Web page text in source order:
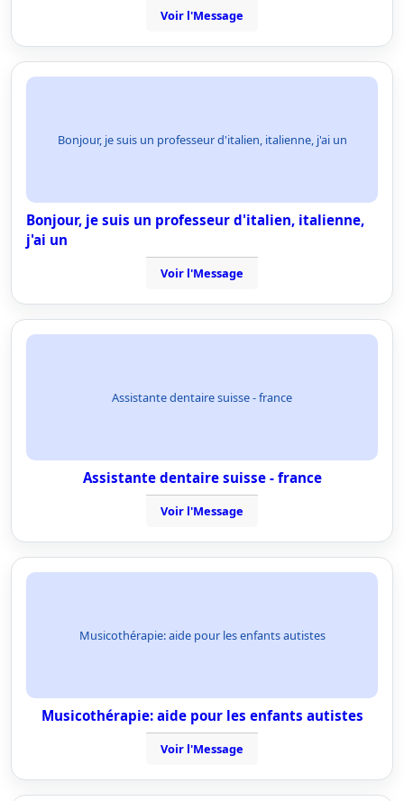
Voir l'Message
Bonjour, je suis un professeur d'italien, italienne, j'ai un
Bonjour, je suis un professeur d'italien, italienne,
j'ai un
Voir l'Message
Assistante dentaire suisse - france
Assistante dentaire suisse - france
Voir l'Message
Musicothérapie: aide pour les enfants autistes
Musicothérapie: aide pour les enfants autistes
Voir l'Message